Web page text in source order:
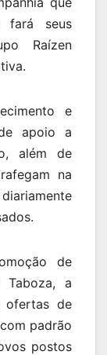
fará seus
Raízen
e
apoio a
além de
na
de
Taboza, a
ofertas de
padrão
postos